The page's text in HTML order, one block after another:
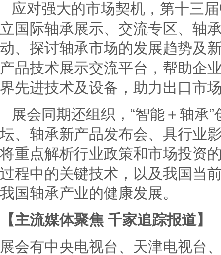
应对强大的市场契机，第十三
立国际轴承展示、交流专区、轴
动、探讨轴承市场的发展趋势及
产品技术展示交流平台，帮助企
界先进技术及设备，助力出口市
展会同期还组织，“智能＋轴承
坛、轴承新产品发布会、具行业
将重点解析行业政策和市场投资
过程中的关键技术，以及我国当
我国轴承产业的健康发展。
【主流媒体聚焦 千家追踪报道】
展会有中央电视台、天津电视台